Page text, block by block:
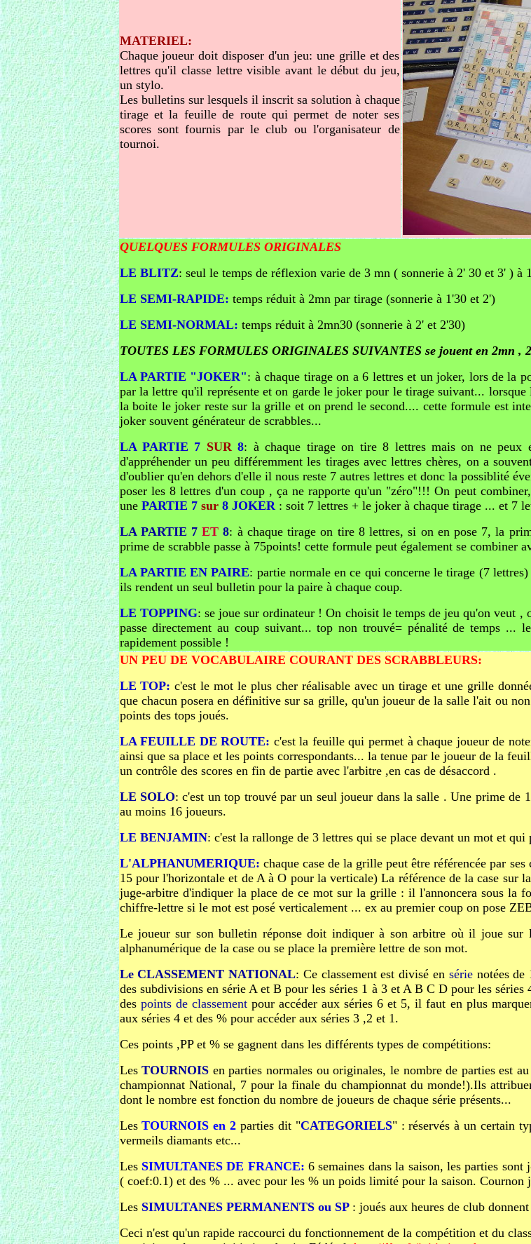
MATERIEL:
Chaque joueur doit disposer d'un jeu: une grille et des
lettres qu'il classe lettre visible avant le début du jeu,
un stylo.
Les bulletins sur lesquels il inscrit sa solution à chaque
tirage et la feuille de route qui permet de noter ses
scores sont fournis par le club ou l'organisateur de
tournoi.
QUELQUES FORMULES ORIGINALES
LE BLITZ: seul le temps de réflexion varie de 3 mn ( sonnerie à 2' 30 et 3' ) à
LE SEMI-RAPIDE: temps réduit à 2mn par tirage (sonnerie à 1'30 et 2')
LE SEMI-NORMAL: temps réduit à 2mn30 (sonnerie à 2' et 2'30)
TOUTES LES FORMULES ORIGINALES SUIVANTES se jouent en 2mn ,
LA PARTIE "JOKER": à chaque tirage on a 6 lettres et un joker, lors de la
par la lettre qu'il représente et on garde le joker pour le tirage suivant...
la boite le joker reste sur la grille et on prend le second.... cette formule est
joker souvent générateur de scrabbles...
LA PARTIE 7 SUR8: à chaque tirage on tire 8 lettres mais on ne peux
d'appréhender un peu différemment les tirages avec lettres chères, on a
d'oublier qu'en dehors d'elle il nous reste 7 autres lettres et donc la possiblité
poser les 8 lettres d'un coup , ça ne rapporte qu'un "zéro"!!! On peut
une PARTIE 7 sur8 JOKER: soit 7 lettres + le joker à chaque tirage ... et 7
LA PARTIE 7ET 8: à chaque tirage on tire 8 lettres, si on en pose 7, la
prime de scrabble passe à 75points! cette formule peut également se combiner
LA PARTIE EN PAIRE: partie normale en ce qui concerne le tirage (7
ils rendent un seul bulletin pour la paire à chaque coup.
LE TOPPING: se joue sur ordinateur ! On choisit le temps de jeu qu'on veut
passe directement au coup suivant... top non trouvé= pénalité de temps
rapidement possible !
UN PEU DE VOCABULAIRE COURANT DES SCRABBLEURS:
LE TOP: c'est le mot le plus cher réalisable avec un tirage et une grille
que chacun posera en définitive sur sa grille, qu'un joueur de la salle l'ait ou
points des tops joués.
LA FEUILLE DE ROUTE: c'est la feuille qui permet à chaque joueur de
ainsi que sa place et les points correspondants... la tenue par le joueur de la
un contrôle des scores en fin de partie avec l'arbitre ,en cas de désaccord .
LE SOLO: c'est un top trouvé par un seul joueur dans la salle . Une prime de
au moins 16 joueurs.
LE BENJAMIN: c'est la rallonge de 3 lettres qui se place devant un mot et
L'ALPHANUMERIQUE: chaque case de la grille peut être référencée par
15 pour l'horizontale et de A à O pour la verticale) La référence de la case sur
juge-arbitre d'indiquer la place de ce mot sur la grille : il l'annoncera sous la
chiffre-lettre si le mot est posé verticalement ... ex au premier coup on pose
Le joueur sur son bulletin réponse doit indiquer à son arbitre où il joue
alphanumérique de la case ou se place la première lettre de son mot.
Le CLASSEMENT NATIONAL: Ce classement est divisé en sérienotées de
des subdivisions en série A et B pour les séries 1 à 3 et A B C D pour les
des points de classementpour accéder aux séries 6 et 5, il faut en plus
aux séries 4 et des % pour accéder aux séries 3 ,2 et 1.
Ces points ,PP et % se gagnent dans les différents types de compétitions:
LesTOURNOIS en parties normales ou originales, le nombre de parties est
championnat National, 7 pour la finale du championnat du monde!).Ils
dont le nombre est fonction du nombre de joueurs de chaque série présents...
Les TOURNOIS en 2 parties dit "CATEGORIELS" : réservés à un certain
vermeils diamants etc...
Les SIMULTANES DE FRANCE: 6 semaines dans la saison, les parties
( coef:0.1) et des % ... avec pour les % un poids limité pour la saison. Cournon
Les SIMULTANES PERMANENTS ou SP : joués aux heures de club
Ceci n'est qu'un rapide raccourci du fonctionnement de la compétition et du